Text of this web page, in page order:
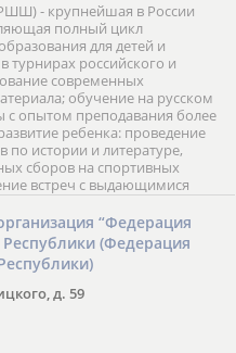
- крупнейшая в России
полный цикл
для детей и
турнирах российского и
современных
обучение на русском
с опытом преподавания более
ребенка: проведение
по истории и литературе,
сборов на спортивных
встреч с выдающимися
онлайн обучение в
занятий, круглые столы
организация фестивалей;
турниров.
“Федерация
Республики (Федерация
д. 59